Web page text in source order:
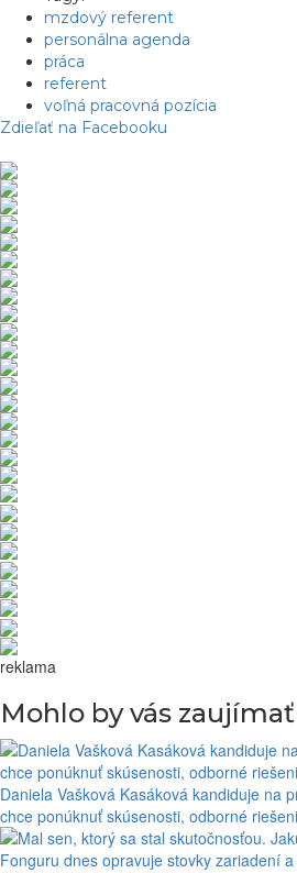
mzdový referent
personálna agenda
práca
referent
voľná pracovná pozícia
Zdieľať na Facebooku
reklama
Mohlo by vás zaujímať
Daniela Vašková Kasáková kandiduje na
chce ponúknuť skúsenosti, odborné